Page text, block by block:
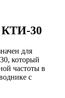
КТИ-30
для
который
частоты в
с